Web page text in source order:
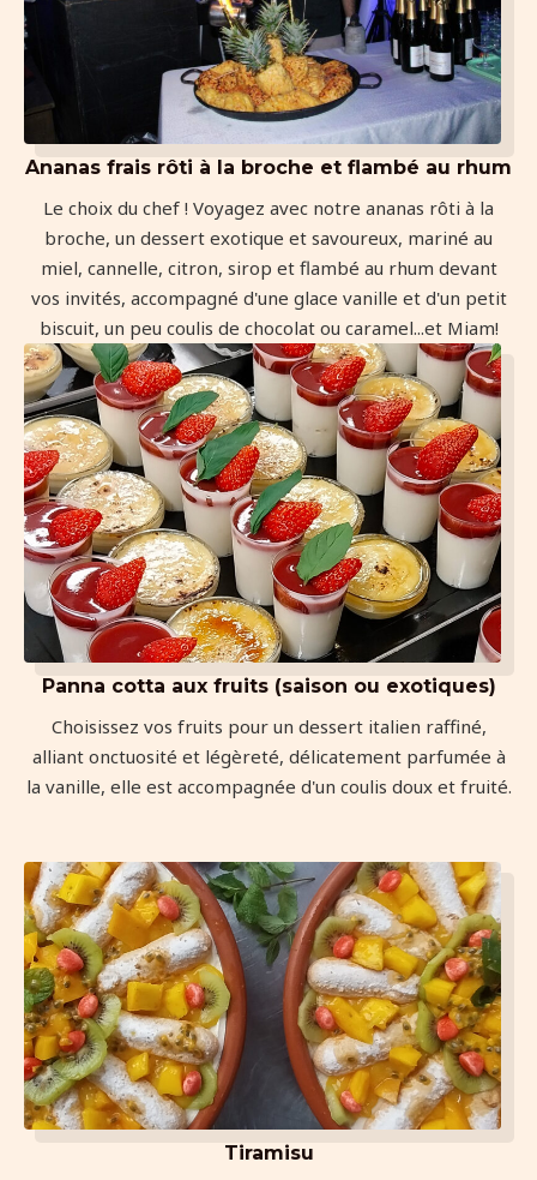
Ananas frais rôti à la broche et flambé au rhum
Le choix du chef ! Voyagez avec notre ananas rôti à la
broche, un dessert exotique et savoureux, mariné au
miel, cannelle, citron, sirop et flambé au rhum devant
vos invités, accompagné d'une glace vanille et d'un petit
biscuit, un peu coulis de chocolat ou caramel...et Miam!
Panna cotta aux fruits (saison ou exotiques)
Choisissez vos fruits pour un dessert italien raffiné,
alliant onctuosité et légèreté, délicatement parfumée à
la vanille, elle est accompagnée d'un coulis doux et fruité.
Tiramisu